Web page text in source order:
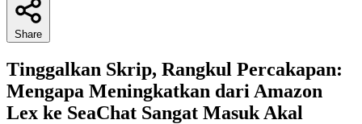
Share
Tinggalkan Skrip, Rangkul Percakapan:
Mengapa Meningkatkan dari Amazon
Lex ke SeaChat Sangat Masuk Akal